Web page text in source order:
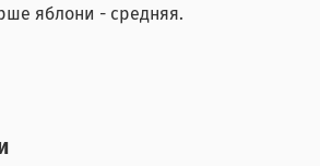
яблони - средняя.